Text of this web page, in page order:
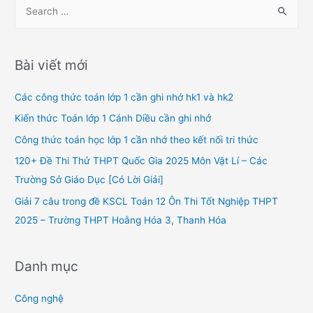
r
h
f
o
Bài viết mới
Các công thức toán lớp 1 cần ghi nhớ hk1 và hk2
Kiến thức Toán lớp 1 Cánh Diều cần ghi nhớ
Công thức toán học lớp 1 cần nhớ theo kết nối tri thức
120+ Đề Thi Thử THPT Quốc Gia 2025 Môn Vật Lí – Các
Trường Sở Giáo Dục [Có Lời Giải]
Giải 7 câu trong đề KSCL Toán 12 Ôn Thi Tốt Nghiệp THPT
2025 – Trường THPT Hoằng Hóa 3, Thanh Hóa
Danh mục
Công nghệ